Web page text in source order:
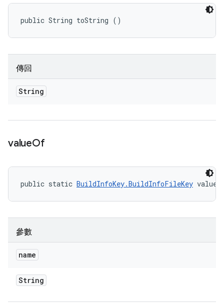
public String toString ()
傳回
String
valueOf
public static BuildInfoKey.BuildInfoFileKey
參數
name
String